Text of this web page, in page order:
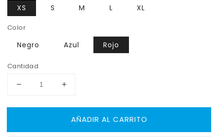
XS S M L XL
Color
Negro Azul Rojo
Cantidad
Reducir
para
Aumentar
para
AZEMAD
AÑADIR AL CARRITO